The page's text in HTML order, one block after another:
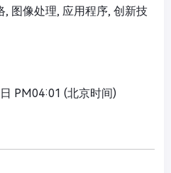
, 图像处理, 应用程序, 创新技
PM04:01 (北京时间)